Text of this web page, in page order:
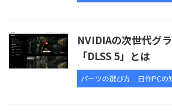
NVIDIAの次世代グ
「DLSS 5」とは
パーツの選び方 自作PCの